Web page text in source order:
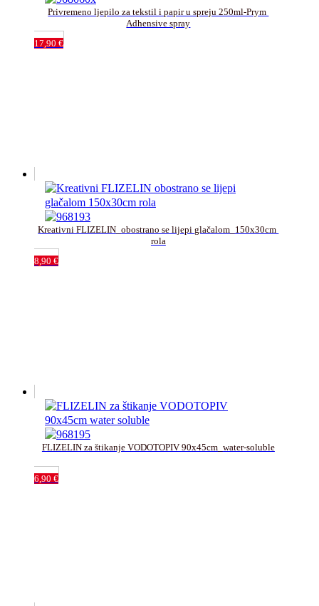
Privremeno ljepilo za tekstil i papir u spreju 250ml-Prym
Adhensive spray
17,90 €
Kreativni FLIZELIN_obostrano se lijepi glačalom_150x30cm
rola
8,90 €
FLIZELIN za štikanje VODOTOPIV 90x45cm_water-soluble
6,90 €